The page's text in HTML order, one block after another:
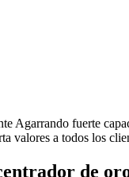
Agarrando fuerte
valores a todos los
de